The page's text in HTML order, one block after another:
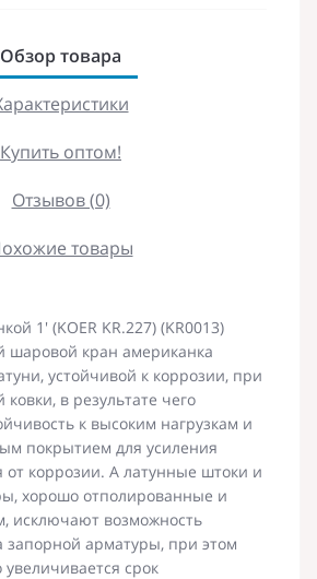
Обзор товара
Купить оптом!
Отзывов (0)
товары
1' (KOER KR.227) (KR0013)
шаровой кран американка
устойчивой к коррозии, при
в результате чего
к высоким нагрузкам и
покрытием для усиления
коррозии. А латунные штоки и
хорошо отполированные и
исключают возможность
арматуры, при этом
срок